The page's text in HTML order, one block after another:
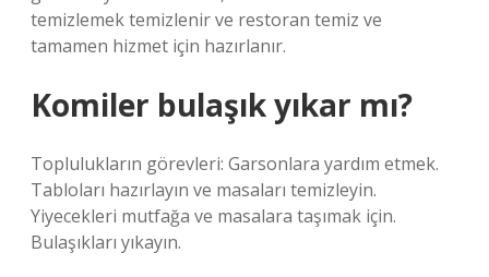
temizlemek temizlenir ve restoran temiz ve
tamamen hizmet için hazırlanır.
Komiler bulaşık yıkar mı?
Toplulukların görevleri: Garsonlara yardım etmek.
Tabloları hazırlayın ve masaları temizleyin.
Yiyecekleri mutfağa ve masalara taşımak için.
Bulaşıkları yıkayın.